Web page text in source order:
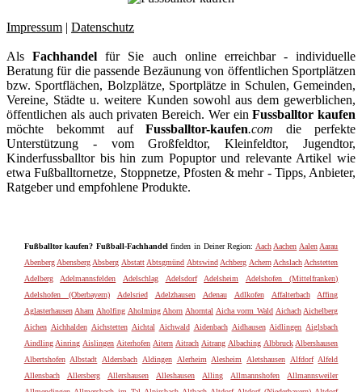
Impressum | Datenschutz
AlsFachhandel für Sie auch online erreichbar - individuelle
Beratung für die passende Bezäunung von öffentlichen Sportplätzen
bzw. Sportflächen, Bolzplätze, Sportplätze in Schulen, Gemeinden,
Vereine, Städte u. weitere Kunden sowohl aus dem gewerblichen,
öffentlichen als auch privaten Bereich. Wer einFussballtor kaufen
möchte bekommt aufFussballtor-kaufen.com die perfekte
Unterstützung - vom Großfeldtor, Kleinfeldtor, Jugendtor,
Kinderfussballtor bis hin zum Popuptor und relevante Artikel wie
etwa Fußballtornetze, Stoppnetze, Pfosten & mehr - Tipps, Anbieter,
Ratgeber und empfohlene Produkte.
Fußballtor kaufen? Fußball-Fachhandelfinden in Deiner Region: Aach Aachen Aalen Aarau
Abenberg Abensberg Absberg Abstatt Abtsgmünd Abtswind Achberg Achern Achslach Achstetten
Adelberg
Adelmannsfelden Adelschlag Adelsdorf Adelsheim
Adelshofen (Mittelfranken)
Adelshofen (Oberbayern)
Adelsried Adelzhausen Adenau Adlkofen Affalterbach
Affing
Aglasterhausen Aham Aholfing Aholming Ahorn Ahorntal Aicha vorm Wald Aichach Aichelberg
Aichen Aichhalden Aichstetten Aichtal Aichwald Aidenbach Aidhausen Aidlingen Aiglsbach
Aindling Ainring Aislingen Aiterhofen Aitern Aitrach Aitrang Albaching Albbruck Albershausen
Albertshofen Albstadt Aldersbach Aldingen Alerheim Alesheim Aletshausen Alfdorf Alfeld
Allensbach
Allersberg Allershausen Alleshausen Alling Allmannshofen
Allmannsweiler